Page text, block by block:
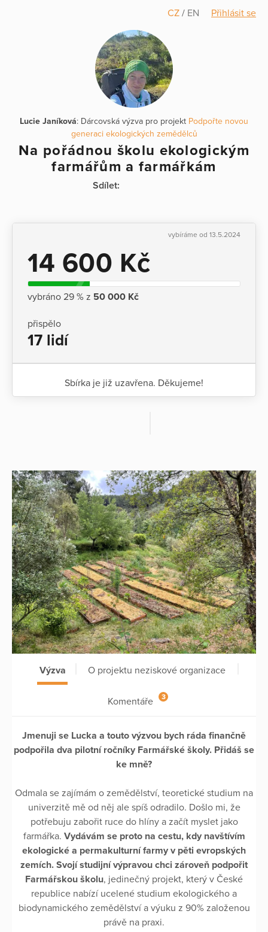
CZ / EN Přihlásit se
Lucie Janíková: Dárcovská výzva pro projekt Podpořte novou
generaci ekologických zemědělců
Na pořádnou školu ekologickým
farmářům a farmářkám
Sdílet:
vybíráme od 13.5.2024
14 600 Kč
vybráno 29 % z 50 000 Kč
přispělo
17 lidí
Sbírka je již uzavřena. Děkujeme!
Výzva O projektu neziskové organizace
Komentáře 3
Jmenuji se Lucka a touto výzvou bych ráda finančně
podpořila dva pilotní ročníky Farmářské školy. Přidáš se
ke mně?
Odmala se zajímám o zemědělství, teoretické studium na
univerzitě mě od něj ale spíš odradilo. Došlo mi, že
potřebuju zabořit ruce do hlíny a začít myslet jako
farmářka. Vydávám se proto na cestu, kdy navštívím
ekologické a permakulturní farmy v pěti evropských
zemích. Svojí studijní výpravou chci zároveň podpořit
Farmářskou školu, jedinečný projekt, který v České
republice nabízí ucelené studium ekologického a
biodynamického zemědělství a výuku z 90% založenou
právě na praxi.